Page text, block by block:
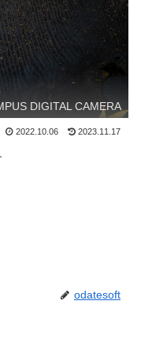
DIGITAL CAMERA
2022.10.06 2023.11.17
odatesoft